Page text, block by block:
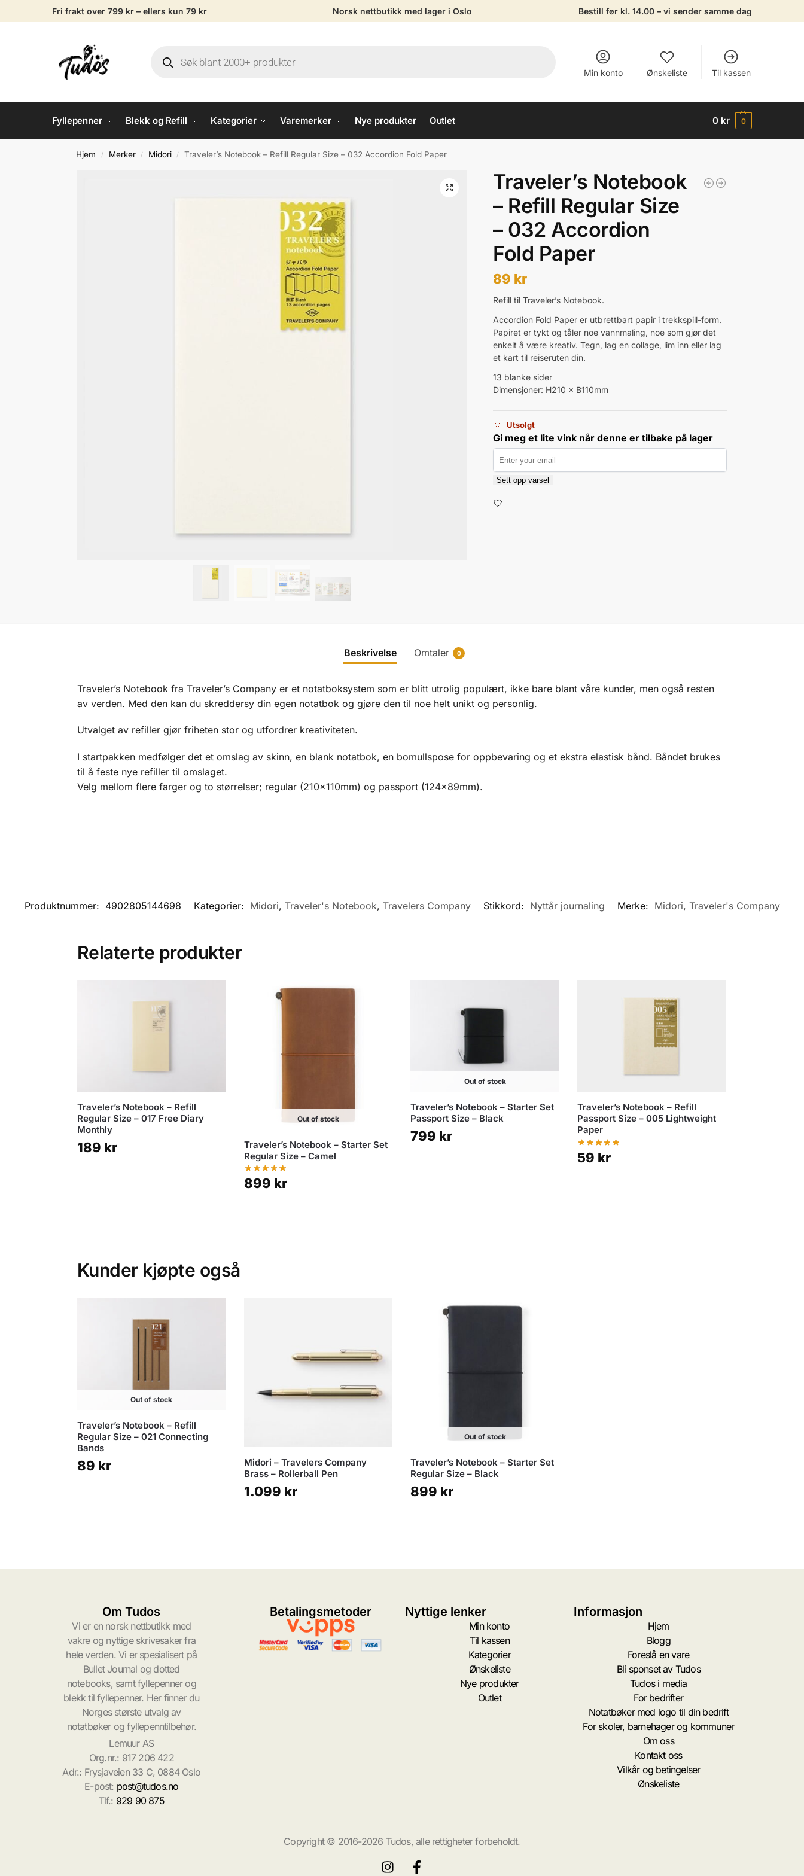
Fri frakt over 799 kr – ellers kun 79 kr Norsk nettbutikk med lager i Oslo Bestill før kl. 14.00 – vi sender samme dag
Min konto Ønskeliste Til kassen
Fyllepenner Blekk og Refill Kategorier Varemerker Nye produkter Outlet 0 kr 0
Hjem / Merker / Midori / Traveler’s Notebook – Refill Regular Size – 032 Accordion Fold Paper
Traveler’s Notebook
– Refill Regular Size
– 032 Accordion
Fold Paper
89 kr
Refill til Traveler’s Notebook.
Accordion Fold Paper er utbrettbart papir i trekkspill-form.
Papiret er tykt og tåler noe vannmaling, noe som gjør det
enkelt å være kreativ. Tegn, lag en collage, lim inn eller lag
et kart til reiseruten din.
13 blanke sider
Dimensjoner: H210 × B110mm
Utsolgt
Gi meg et lite vink når denne er tilbake på lager
Sett opp varsel
Beskrivelse Omtaler 0
Traveler’s Notebook fra Traveler’s Company er et notatboksystem som er blitt utrolig populært, ikke bare blant våre kunder, men også resten
av verden. Med den kan du skreddersy din egen notatbok og gjøre den til noe helt unikt og personlig.
Utvalget av refiller gjør friheten stor og utfordrer kreativiteten.
I startpakken medfølger det et omslag av skinn, en blank notatbok, en bomullspose for oppbevaring og et ekstra elastisk bånd. Båndet brukes
til å feste nye refiller til omslaget.
Velg mellom flere farger og to størrelser; regular (210×110mm) og passport (124x89mm).
Produktnummer: 4902805144698 Kategorier: Midori, Traveler's Notebook, Travelers Company Stikkord: Nyttår journaling Merke: Midori, Traveler's Company
Relaterte produkter
Traveler’s Notebook – Refill
Regular Size – 017 Free Diary
Monthly
189 kr
Out of stock
Traveler’s Notebook – Starter Set
Regular Size – Camel
899 kr
Out of stock
Traveler’s Notebook – Starter Set
Passport Size – Black
799 kr
Traveler’s Notebook – Refill
Passport Size – 005 Lightweight
Paper
59 kr
Kunder kjøpte også
Out of stock
Traveler’s Notebook – Refill
Regular Size – 021 Connecting
Bands
89 kr
Midori – Travelers Company
Brass – Rollerball Pen
1.099 kr
Out of stock
Traveler’s Notebook – Starter Set
Regular Size – Black
899 kr
Om Tudos
Vi er en norsk nettbutikk med
vakre og nyttige skrivesaker fra
hele verden. Vi er spesialisert på
Bullet Journal og dotted
notebooks, samt fyllepenner og
blekk til fyllepenner. Her finner du
Norges største utvalg av
notatbøker og fyllepenntilbehør.
Lemuur AS
Org.nr.: 917 206 422
Adr.: Frysjaveien 33 C, 0884 Oslo
E-post: post@tudos.no
Tlf.: 929 90 875
Betalingsmetoder Nyttige lenker
Min konto
Til kassen
Kategorier
Ønskeliste
Nye produkter
Outlet
Informasjon
Hjem
Blogg
Foreslå en vare
Bli sponset av Tudos
Tudos i media
For bedrifter
Notatbøker med logo til din bedrift
For skoler, barnehager og kommuner
Om oss
Kontakt oss
Vilkår og betingelser
Ønskeliste
Copyright © 2016-2026 Tudos, alle rettigheter forbeholdt.